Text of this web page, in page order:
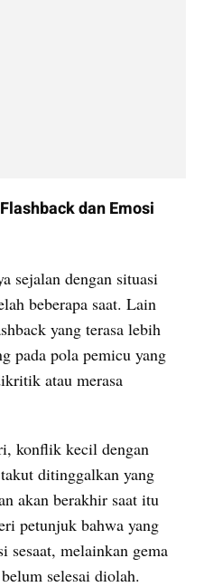
dan Emosi
sejalan dengan situasi
beberapa saat. Lain
yang terasa lebih
pada pola pemicu yang
atau merasa
konflik kecil dengan
ditinggalkan yang
akan berakhir saat itu
petunjuk bahwa yang
sesaat, melainkan gema
selesai diolah.